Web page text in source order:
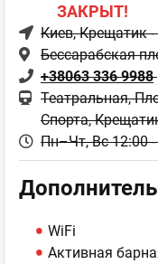
ЗАКРЫТ!
Киев, Крещатик
Бессарабская
+38063 336 9988
Театральная,
Спорта,
Пн–Чт, Вс 12:00
WiFi
Активная